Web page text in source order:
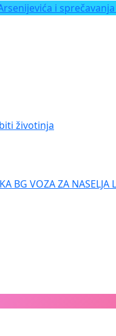
i
životinja
BG VOZA ZA NASELJA